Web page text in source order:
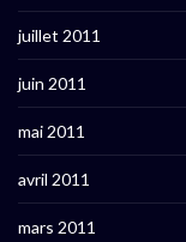
juillet 2011
juin 2011
mai 2011
avril 2011
mars 2011